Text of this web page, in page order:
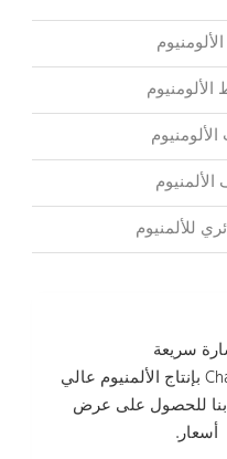
للألمنيوم
سريعة
تلتزم شركة Chalco بإنتاج الألمنيوم عالي
بنا للحصول على عرض
أسعار.